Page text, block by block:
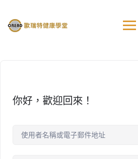
content
你好，歡迎回來！